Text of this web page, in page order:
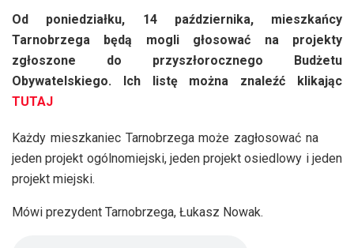
Od poniedziałku, 14 października, mieszkańcy
Tarnobrzega będą mogli głosować na projekty
zgłoszone do przyszłorocznego Budżetu
Obywatelskiego. Ich listę można znaleźć klikając
TUTAJ
Każdy mieszkaniec Tarnobrzega może zagłosować na
jeden projekt ogólnomiejski, jeden projekt osiedlowy i jeden
projekt miejski.
Mówi prezydent Tarnobrzega, Łukasz Nowak.